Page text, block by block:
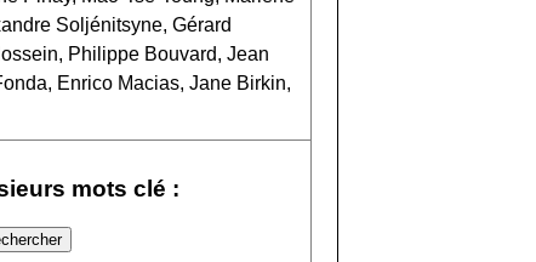
Soljénitsyne, Gérard
Philippe Bouvard, Jean
Enrico Macias, Jane Birkin,
mots clé :